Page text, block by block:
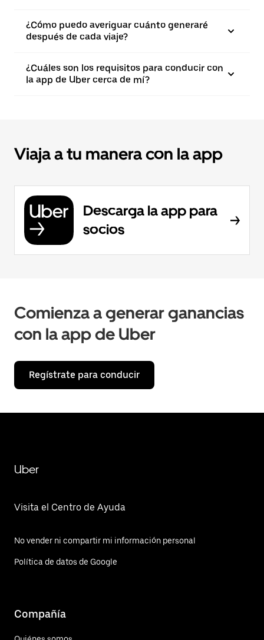
¿Cómo puedo averiguar cuánto generaré
después de cada viaje?
¿Cuáles son los requisitos para conducir con
la app de Uber cerca de mí?
Viaja a tu manera con la app
Descarga la app para
socios
Comienza a generar ganancias
con la app de Uber
Regístrate para conducir
Uber
Visita el Centro de Ayuda
No vender ni compartir mi información personal
Política de datos de Google
Compañía